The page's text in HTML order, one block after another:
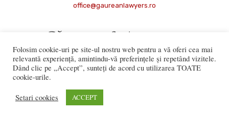
office@gaureanlawyers.ro
numai cu acordul expres al Bistriteanul.Ro. © Copyright 2008 -
2021 Bistrițeanul.ro
Folosim cookie-uri pe site-ul nostru web pentru a vă oferi cea mai
relevantă experiență, amintindu-vă preferințele și repetând vizitele.
Dând clic pe „Accept”, sunteți de acord cu utilizarea TOATE
cookie-urile.
Setari cookies ACCEPT